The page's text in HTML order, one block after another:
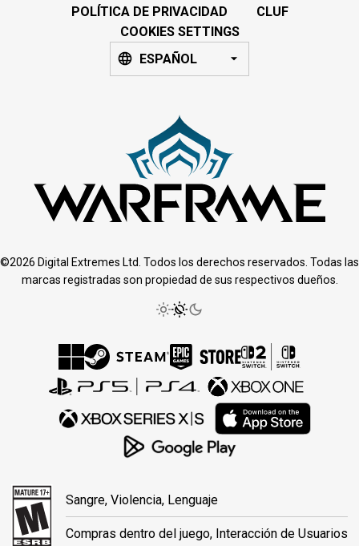
POLÍTICA DE PRIVACIDAD
CLUF
COOKIES SETTINGS
ESPAÑOL
©2026 Digital Extremes Ltd. Todos los derechos reservados. Todas las
marcas registradas son propiedad de sus respectivos dueños.
Sangre, Violencia, Lenguaje
Compras dentro del juego, Interacción de Usuarios